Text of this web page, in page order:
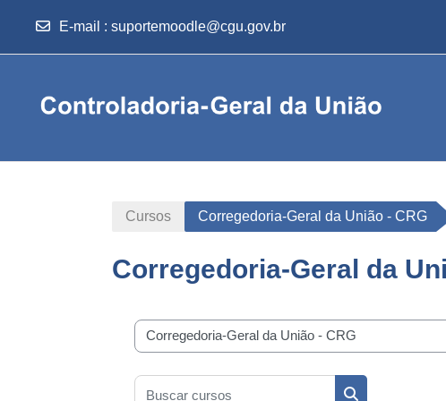
E-mail : suportemoodle@cgu.gov.br
Cursos Corregedoria-Geral da União - CRG
Corregedoria-Geral da
Categorias de Cursos
Buscar cursos